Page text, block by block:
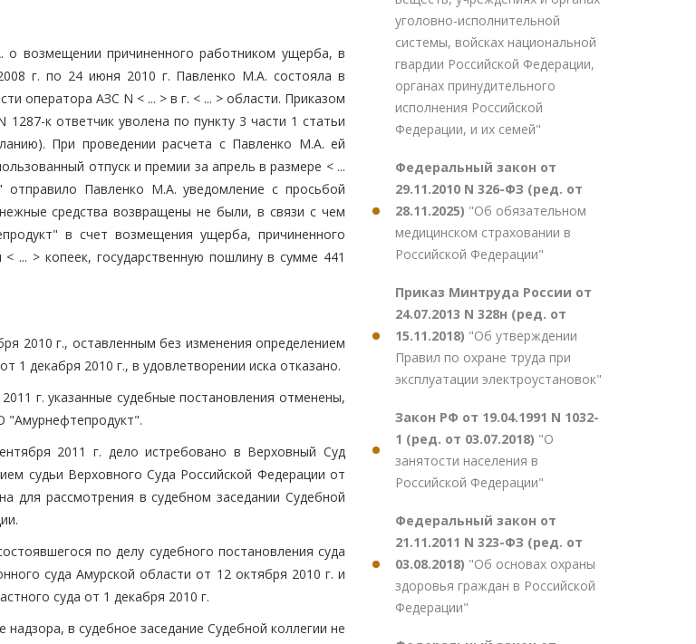
возмещении причиненного работником ущерба, в
г. по 24 июня 2010 г. Павленко М.А. состояла в
оператора АЗС N < ... > в г. < ... > области. Приказом
к ответчик уволена по пункту 3 части 1 статьи
При проведении расчета с Павленко М.А. ей
отпуск и премии за апрель в размере < ...
Павленко М.А. уведомление с просьбой
средства возвращены не были, в связи с чем
в счет возмещения ущерба, причиненного
... > копеек, государственную пошлину в сумме 441
2010 г., оставленным без изменения определением
1 декабря 2010 г., в удовлетворении иска отказано.
г. указанные судебные постановления отменены,
"Амурнефтепродукт".
2011 г. дело истребовано в Верховный Суд
судьи Верховного Суда Российской Федерации от
для рассмотрения в судебном заседании Судебной
по делу судебного постановления суда
суда Амурской области от 12 октября 2010 г. и
суда от 1 декабря 2010 г.
в судебное заседание Судебной коллегии не
уголовно-исполнительной
системы, войсках национальной
гвардии Российской Федерации,
органах принудительного
исполнения Российской
Федерации, и их семей"
Федеральный закон от
29.11.2010 N 326-ФЗ (ред. от
28.11.2025) "Об обязательном
медицинском страховании в
Российской Федерации"
Приказ Минтруда России от
24.07.2013 N 328н (ред. от
15.11.2018) "Об утверждении
Правил по охране труда при
эксплуатации электроустановок"
Закон РФ от 19.04.1991 N 1032-
1 (ред. от 03.07.2018) "О
занятости населения в
Российской Федерации"
Федеральный закон от
21.11.2011 N 323-ФЗ (ред. от
03.08.2018) "Об основах охраны
здоровья граждан в Российской
Федерации"